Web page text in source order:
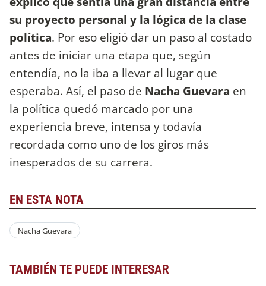
su proyecto personal y la lógica de la clase
política. Por eso eligió dar un paso al costado
antes de iniciar una etapa que, según
entendía, no la iba a llevar al lugar que
esperaba. Así, el paso de Nacha Guevara en
la política quedó marcado por una
experiencia breve, intensa y todavía
recordada como uno de los giros más
inesperados de su carrera.
EN ESTA NOTA
Nacha Guevara
TAMBIÉN TE PUEDE INTERESAR